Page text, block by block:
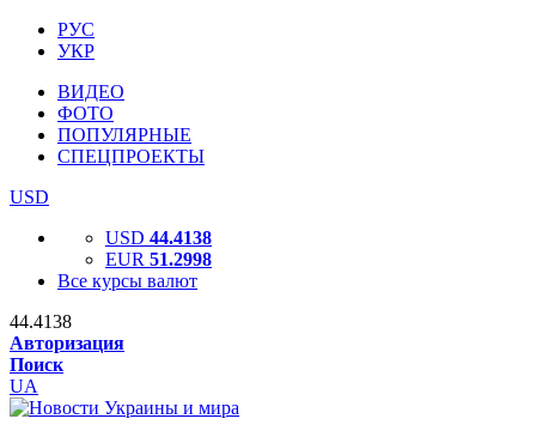
РУС
УКР
ВИДЕО
ФОТО
ПОПУЛЯРНЫЕ
СПЕЦПРОЕКТЫ
USD
USD 44.4138
EUR 51.2998
Все курсы валют
44.4138
Авторизация
Поиск
UA